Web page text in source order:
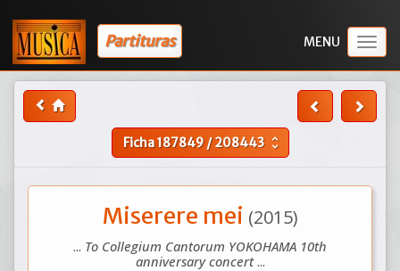
Partituras
Ficha187849/208443 unfold_more
Miserere mei (2015)
... To Collegium Cantorum YOKOHAMA 10th
anniversary concert...